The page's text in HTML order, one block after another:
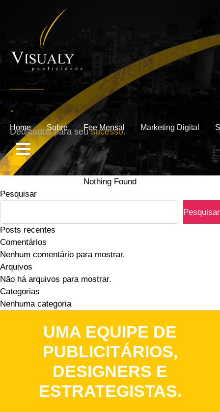
Home Sobre Fee Mensal Marketing Digital
.
Dedicados para seusucesso.
Nothing Found
Pesquisar
Pesquisar
Posts recentes
Comentários
Nenhum comentário para mostrar.
Arquivos
Não há arquivos para mostrar.
Categorias
Nenhuma categoria
UMA EQUIPE DE
PUBLICITÁRIOS,
DESIGNERS E
ESTRATEGISTAS.